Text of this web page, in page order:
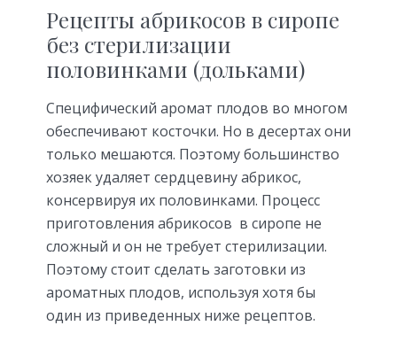
Рецепты абрикосов в сиропе
без стерилизации
половинками (дольками)
Специфический аромат плодов во многом
обеспечивают косточки. Но в десертах они
только мешаются. Поэтому большинство
хозяек удаляет сердцевину абрикос,
консервируя их половинками. Процесс
приготовления абрикосов в сиропе не
сложный и он не требует стерилизации.
Поэтому стоит сделать заготовки из
ароматных плодов, используя хотя бы
один из приведенных ниже рецептов.